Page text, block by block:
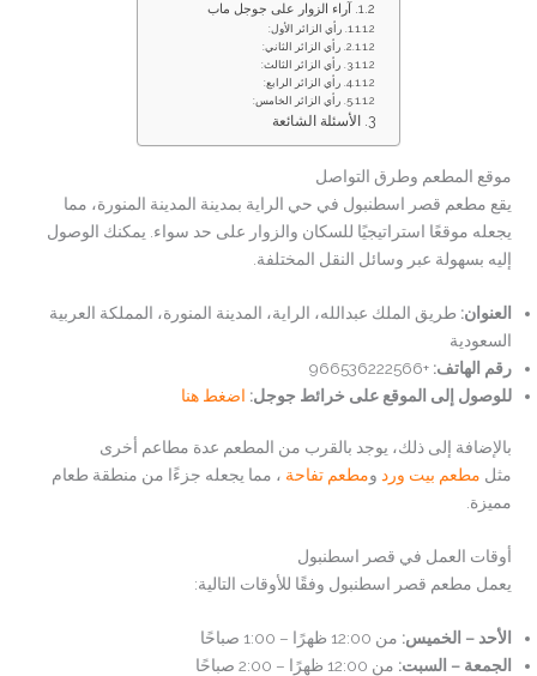
آراء الزوار على جوجل ماب
رأي الزائر الأول:
رأي الزائر الثاني:
رأي الزائر الثالث:
رأي الزائر الرابع:
رأي الزائر الخامس:
الأسئلة الشائعة
موقع المطعم وطرق التواصل
يقع مطعم قصر اسطنبول في حي الراية بمدينة المدينة المنورة، مما
يجعله موقعًا استراتيجيًا للسكان والزوار على حد سواء. يمكنك الوصول
إليه بسهولة عبر وسائل النقل المختلفة.
العنوان: طريق الملك عبدالله، الراية، المدينة المنورة، المملكة العربية
السعودية
رقم الهاتف:
+966536222566
للوصول إلى الموقع على خرائط جوجل: اضغط هنا
بالإضافة إلى ذلك، يوجد بالقرب من المطعم عدة مطاعم أخرى
مثل مطعم بيت ورد ومطعم تفاحة ، مما يجعله جزءًا من منطقة طعام
مميزة.
أوقات العمل في قصر اسطنبول
يعمل مطعم قصر اسطنبول وفقًا للأوقات التالية:
الأحد – الخميس: من 12:00 ظهرًا – 1:00 صباحًا
الجمعة – السبت: من 12:00 ظهرًا – 2:00 صباحًا